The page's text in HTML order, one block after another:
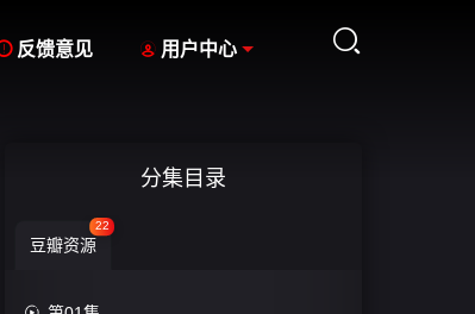

反馈意见  用户中心
分集目录
豆瓣资源
22